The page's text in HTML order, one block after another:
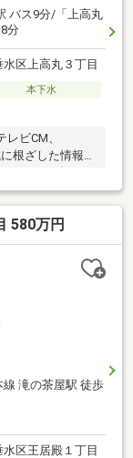
バス9分/「上高丸
分
区上高丸３丁目
本下水
ビCM、
根ざした情報力
ポート致しま
580万円
滝の茶屋駅 徒歩
区王居殿１丁目